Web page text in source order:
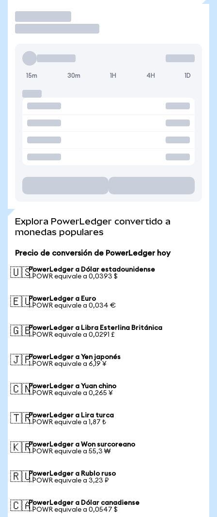
15m 30m 1H 4H 1D
Explora PowerLedger convertido a
monedas populares
Precio de conversión de PowerLedger hoy
🇺🇸PowerLedger a Dólar estadounidense
1 POWR equivale a 0,0393 $
🇪🇺PowerLedger a Euro
1 POWR equivale a 0,034 €
🇬🇧PowerLedger a Libra Esterlina Británica
1 POWR equivale a 0,0291 £
🇯🇵PowerLedger a Yen japonés
1 POWR equivale a 6,19 ¥
🇨🇳PowerLedger a Yuan chino
1 POWR equivale a 0,265 ¥
🇹🇷PowerLedger a Lira turca
1 POWR equivale a 1,87 ₺
🇰🇷PowerLedger a Won surcoreano
1 POWR equivale a 55,3 ₩
🇷🇺PowerLedger a Rublo ruso
1 POWR equivale a 3,23 ₽
🇨🇦PowerLedger a Dólar canadiense
1 POWR equivale a 0,0547 $